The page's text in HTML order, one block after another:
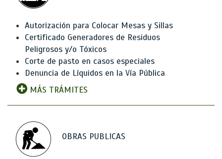
Autorización para Colocar Mesas y Sillas
Certificado Generadores de Residuos
Peligrosos y/o Tóxicos
Corte de pasto en casos especiales
Denuncia de Líquidos en la Vía Pública
MÁS TRÁMITES
OBRAS PUBLICAS